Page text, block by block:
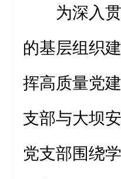
为深入
的基层组织
挥高质量党
支部与大坝
党支部围绕